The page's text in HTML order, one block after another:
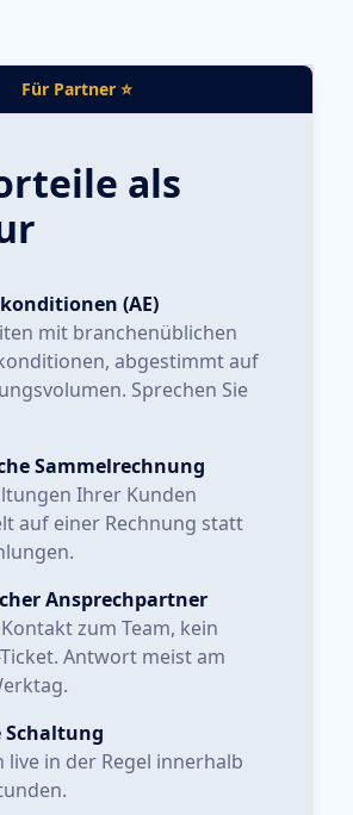
Für Partner ⭐
als
(AE)
mit branchenüblichen
abgestimmt auf
Sprechen Sie
Sammelrechnung
Ihrer Kunden
auf einer Rechnung statt
Ansprechpartner
zum Team, kein
Antwort meist am
Schaltung
live in der Regel innerhalb